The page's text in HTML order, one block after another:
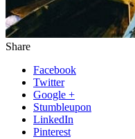
Share
Facebook
Twitter
Google +
Stumbleupon
LinkedIn
Pinterest